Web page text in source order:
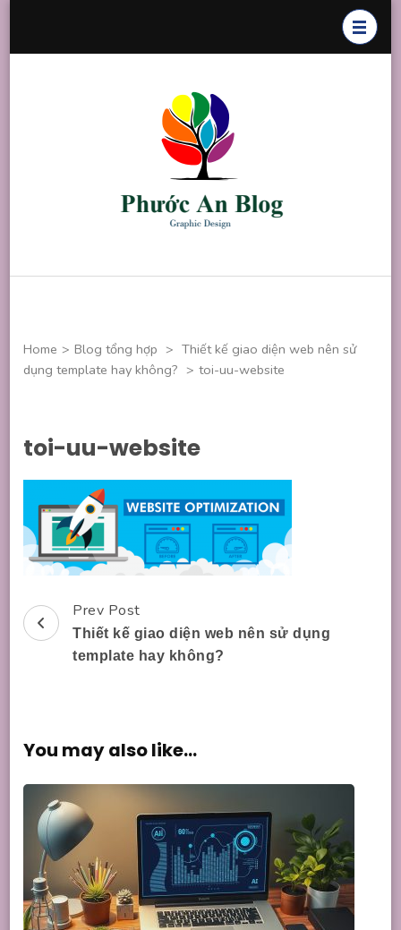
Home > Blog tổng hợp > Thiết kế giao diện web nên sử
dụng template hay không? > toi-uu-website
toi-uu-website
Post
Navigation
Prev Post
Thiết kế giao diện web nên sử dụng
template hay không?
You may also like...